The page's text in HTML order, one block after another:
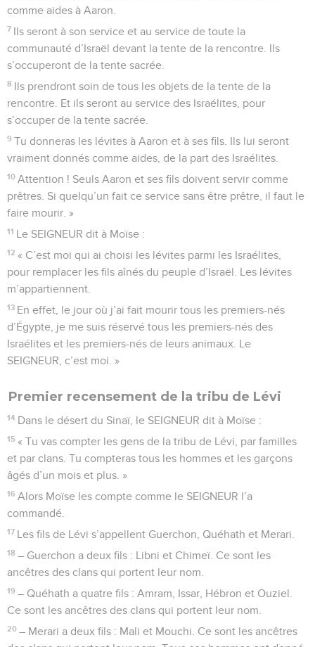
comme aides à Aaron.
7 Ils seront à son service et au service de toute la
communauté d’Israël devant la tente de la rencontre. Ils
s’occuperont de la tente sacrée.
8 Ils prendront soin de tous les objets de la tente de la
rencontre. Et ils seront au service des Israélites, pour
s’occuper de la tente sacrée.
9 Tu donneras les lévites à Aaron et à ses fils. Ils lui seront
vraiment donnés comme aides, de la part des Israélites.
10 Attention ! Seuls Aaron et ses fils doivent servir comme
prêtres. Si quelqu’un fait ce service sans être prêtre, il faut le
faire mourir. »
11 Le SEIGNEUR dit à Moïse :
12 « C’est moi qui ai choisi les lévites parmi les Israélites,
pour remplacer les fils aînés du peuple d’Israël. Les lévites
m’appartiennent.
13 En effet, le jour où j’ai fait mourir tous les premiers-nés
d’Égypte, je me suis réservé tous les premiers-nés des
Israélites et les premiers-nés de leurs animaux. Le
SEIGNEUR, c’est moi. »
Premier recensement de la tribu de Lévi
14 Dans le désert du Sinaï, le SEIGNEUR dit à Moïse :
15 « Tu vas compter les gens de la tribu de Lévi, par familles
et par clans. Tu compteras tous les hommes et les garçons
âgés d’un mois et plus. »
16 Alors Moïse les compte comme le SEIGNEUR l’a
commandé.
17 Les fils de Lévi s’appellent Guerchon, Quéhath et Merari.
18 – Guerchon a deux fils : Libni et Chimeï. Ce sont les
ancêtres des clans qui portent leur nom.
19 – Quéhath a quatre fils : Amram, Issar, Hébron et Ouziel.
Ce sont les ancêtres des clans qui portent leur nom.
20 – Merari a deux fils : Mali et Mouchi. Ce sont les ancêtres